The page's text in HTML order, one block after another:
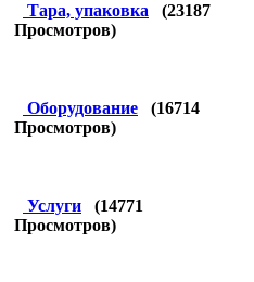
Тара, упаковка (23187
Просмотров)
Оборудование (16714
Просмотров)
Услуги (14771
Просмотров)